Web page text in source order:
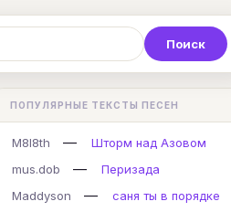
Т У Ф Х Ц
M N O P Q
ПОПУЛЯРНЫЕ ТЕКСТЫ ПЕСЕН
M8l8th —
Шторм над Азовом
mus.dob
—
Перизада
Maddyson
—
саня ты в порядке